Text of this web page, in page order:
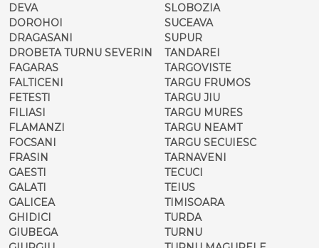
DEVA
DOROHOI
DRAGASANI
DROBETA TURNU SEVERIN
FAGARAS
FALTICENI
FETESTI
FILIASI
FLAMANZI
FOCSANI
FRASIN
GAESTI
GALATI
GALICEA
GHIDICI
GIUBEGA
SLOBOZIA
SUCEAVA
SUPUR
TANDAREI
TARGOVISTE
TARGU FRUMOS
TARGU JIU
TARGU MURES
TARGU NEAMT
TARGU SECUIESC
TARNAVENI
TECUCI
TEIUS
TIMISOARA
TURDA
TURNU